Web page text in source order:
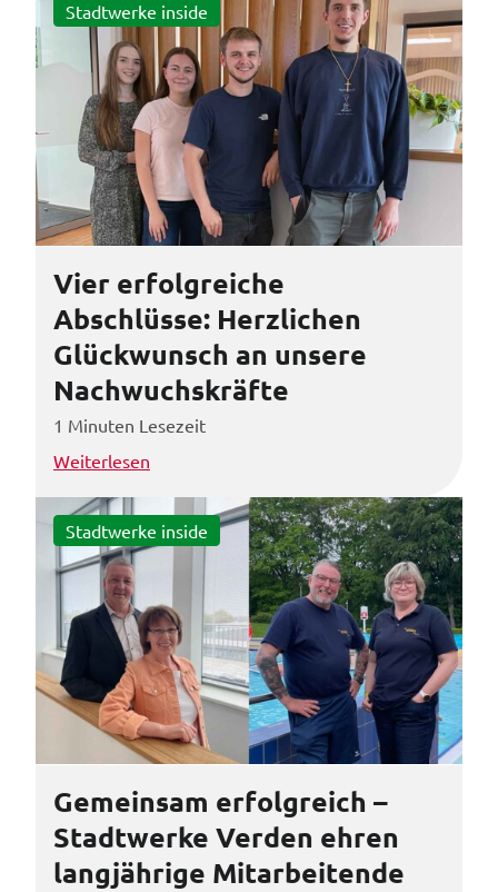
Stadtwerke inside
Vier erfolgreiche
Abschlüsse: Herzlichen
Glückwunsch an unsere
Nachwuchskräfte
1 Minuten Lesezeit
Weiterlesen
Stadtwerke inside
Gemeinsam erfolgreich –
Stadtwerke Verden ehren
langjährige Mitarbeitende